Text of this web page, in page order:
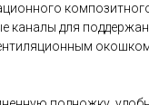
каналы для